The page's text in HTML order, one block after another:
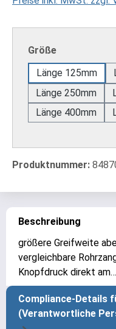
Größeauswählen
Länge 125mm
Länge 250mm
Länge 400mm
Produktnummer:
Beschreibung
größere Greifweite
vergleichbare
Knopfdruck direkt am…
Compliance-Details
(Verantwortliche